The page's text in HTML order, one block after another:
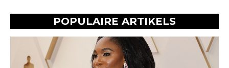
POPULAIRE ARTIKELS